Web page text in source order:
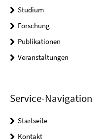
Studium
Forschung
Publikationen
Veranstaltungen
Service-Navigation
Startseite
Kontakt